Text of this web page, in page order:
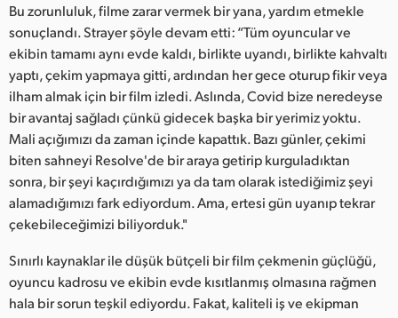
Bu zorunluluk, filme zarar vermek bir yana, yardım etmekle
sonuçlandı. Strayer şöyle devam etti: “Tüm oyuncular ve
ekibin tamamı aynı evde kaldı, birlikte uyandı, birlikte kahvaltı
yaptı, çekim yapmaya gitti, ardından her gece oturup fikir veya
ilham almak için bir film izledi. Aslında, Covid bize neredeyse
bir avantaj sağladı çünkü gidecek başka bir yerimiz yoktu.
Mali açığımızı da zaman içinde kapattık. Bazı günler, çekimi
biten sahneyi Resolve'de bir araya getirip kurguladıktan
sonra, bir şeyi kaçırdığımızı ya da tam olarak istediğimiz şeyi
alamadığımızı fark ediyordum. Ama, ertesi gün uyanıp tekrar
çekebileceğimizi biliyorduk."
Sınırlı kaynaklar ile düşük bütçeli bir film çekmenin güçlüğü,
oyuncu kadrosu ve ekibin evde kısıtlanmış olmasına rağmen
hala bir sorun teşkil ediyordu. Fakat, kaliteli iş ve ekipman